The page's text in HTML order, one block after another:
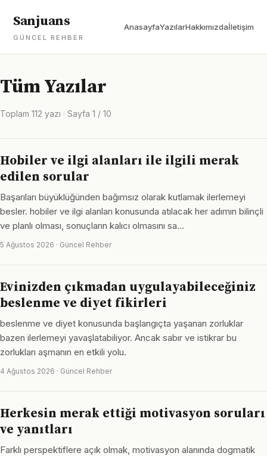
Sanjuans
GÜNCEL REHBER
AnasayfaYazılarHakkımızdaİletişim
Tüm Yazılar
Toplam 112 yazı · Sayfa 1 / 10
Hobiler ve ilgi alanları ile ilgili merak
edilen sorular
Başarıları büyüklüğünden bağımsız olarak kutlamak ilerlemeyi
besler. hobiler ve ilgi alanları konusunda atılacak her adımın bilinçli
ve planlı olması, sonuçların kalıcı olmasını sa…
5 Ağustos 2026 · Güncel Rehber
Evinizden çıkmadan uygulayabileceğiniz
beslenme ve diyet fikirleri
beslenme ve diyet konusunda başlangıçta yaşanan zorluklar
bazen ilerlemeyi yavaşlatabiliyor. Ancak sabır ve istikrar bu
zorlukları aşmanın en etkili yolu.
4 Ağustos 2026 · Güncel Rehber
Herkesin merak ettiği motivasyon soruları
ve yanıtları
Farklı perspektiflere açık olmak, motivasyon alanında dogmatik